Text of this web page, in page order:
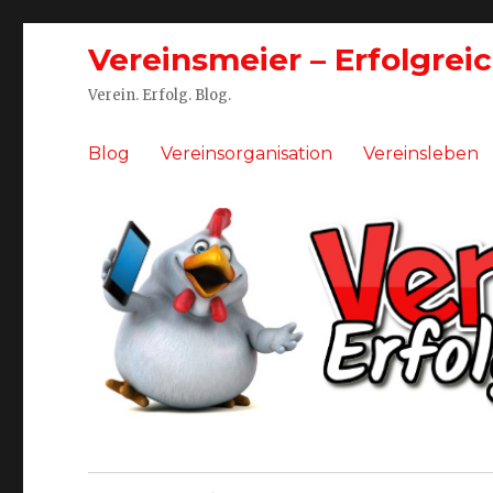
Vereinsmeier –
Verein. Erfolg. Blog.
Blog Vereinsorganisation Vereinsleben